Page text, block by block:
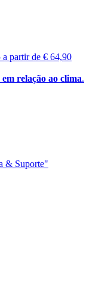
a partir de € 64,90
em relação ao clima.
& Suporte"